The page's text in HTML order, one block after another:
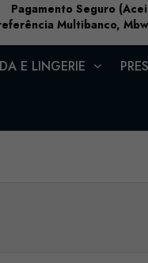
Pagamento Seguro
Multibanco,
E LINGERIE